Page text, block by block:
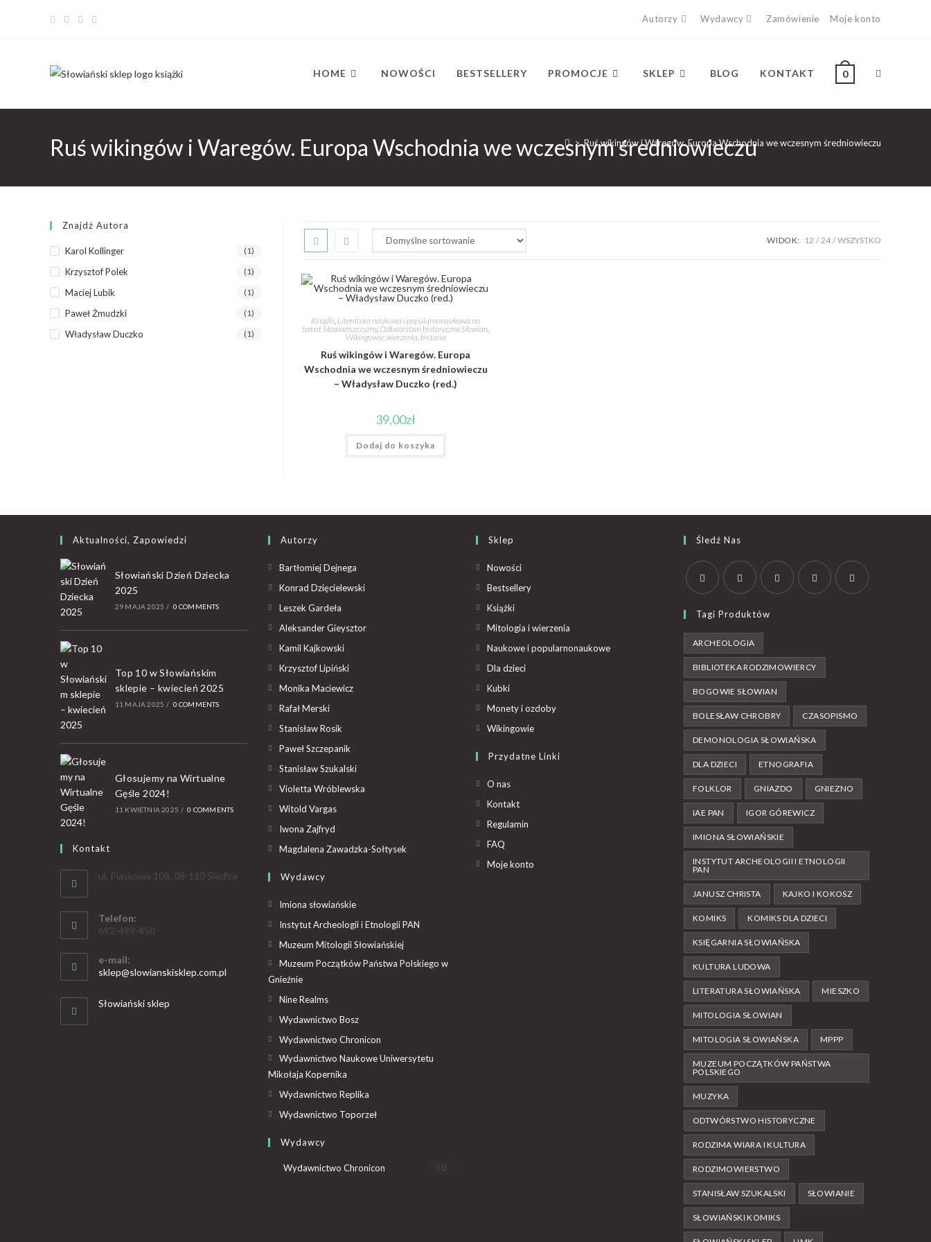
Autorzy Wydawcy Zamówienie Moje konto
HOME NOWOŚCI BESTSELLERY PROMOCJE SKLEP BLOG KONTAKT 0
Ruś wikingów i Waregów. Europa Wschodnia we wczesnym średniowieczu
> Ruś wikingów i Waregów. Europa Wschodnia we wczesnym średniowieczu
WIDOK: 12 24 WSZYSTKO
Książki, Literatura naukowa i popularnonaukowa na
temat Słowiańszczyzny, Odtwórstwo historyczne Słowian,
Wikingowie: wierzenia, historia
Ruś wikingów i Waregów. Europa
Wschodnia we wczesnym średniowieczu
– Władysław Duczko (red.)
39,00zł
Dodaj do koszyka
Znajdź Autora
Karol Kollinger (1)
Krzysztof Polek (1)
Maciej Lubik (1)
Paweł Żmudzki (1)
Władysław Duczko (1)
Aktualności, Zapowiedzi
Słowiański Dzień Dziecka
2025
29 MAJA 2025 / 0 COMMENTS
Top 10 w Słowiańskim
sklepie – kwiecień 2025
11 MAJA 2025 / 0 COMMENTS
Głosujemy na Wirtualne
Gęśle 2024!
11 KWIETNIA 2025 / 0 COMMENTS
Kontakt
ul. Piaskowa 108, 08-110 Siedlce
Telefon:
692-499-450
e-mail:
sklep@slowianskisklep.com.pl
Słowiański sklep
Autorzy
Bartłomiej Dejnega
Konrad Dzięcielewski
Leszek Gardeła
Aleksander Gieysztor
Kamil Kajkowski
Krzysztof Lipiński
Monika Maciewicz
Rafał Merski
Stanisław Rosik
Paweł Szczepanik
Stanisław Szukalski
Violetta Wróblewska
Witold Vargas
Iwona Zajfryd
Magdalena Zawadzka-Sołtysek
Wydawcy
Imiona słowiańskie
Instytut Archeologii i Etnologii PAN
Muzeum Mitologii Słowiańskiej
Muzeum Początków Państwa Polskiego w
Gnieźnie
Nine Realms
Wydawnictwo Bosz
Wydawnictwo Chronicon
Wydawnictwo Naukowe Uniwersytetu
Mikołaja Kopernika
Wydawnictwo Replika
Wydawnictwo Toporzeł
Wydawcy
Wydawnictwo Chronicon (1)
Sklep
Nowości
Bestsellery
Książki
Mitologia i wierzenia
Naukowe i popularnonaukowe
Dla dzieci
Kubki
Monety i ozdoby
Wikingowie
Przydatne Linki
O nas
Kontakt
Regulamin
FAQ
Moje konto
Śledź Nas
Tagi Produktów
ARCHEOLOGIA
BIBLIOTEKA RODZIMOWIERCY
BOGOWIE SŁOWIAN
BOLESŁAW CHROBRY CZASOPISMO
DEMONOLOGIA SŁOWIAŃSKA
DLA DZIECI ETNOGRAFIA
FOLKLOR GNIAZDO GNIEZNO
IAE PAN IGOR GÓREWICZ
IMIONA SŁOWIAŃSKIE
INSTYTUT ARCHEOLOGII I ETNOLOGII
PAN
JANUSZ CHRISTA KAJKO I KOKOSZ
KOMIKS KOMIKS DLA DZIECI
KSIĘGARNIA SŁOWIAŃSKA
KULTURA LUDOWA
LITERATURA SŁOWIAŃSKA MIESZKO
MITOLOGIA SŁOWIAN
MITOLOGIA SŁOWIAŃSKA MPPP
MUZEUM POCZĄTKÓW PAŃSTWA
POLSKIEGO
MUZYKA
ODTWÓRSTWO HISTORYCZNE
RODZIMA WIARA I KULTURA
RODZIMOWIERSTWO
STANISŁAW SZUKALSKI SŁOWIANIE
SŁOWIAŃSKI KOMIKS